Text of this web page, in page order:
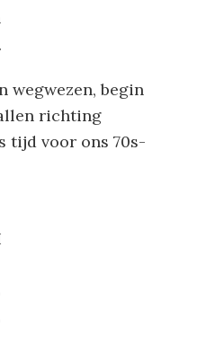
wegwezen, begin
richting
tijd voor ons 70s-